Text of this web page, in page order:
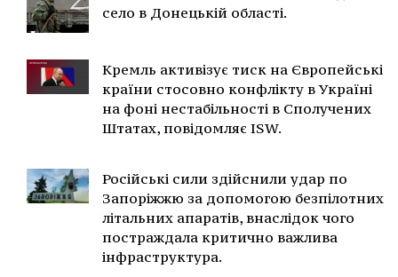
село в Донецькій області.
Кремль активізує тиск на Європейські
країни стосовно конфлікту в Україні
на фоні нестабільності в Сполучених
Штатах, повідомляє ISW.
Російські сили здійснили удар по
Запоріжжю за допомогою безпілотних
літальних апаратів, внаслідок чого
постраждала критично важлива
інфраструктура.